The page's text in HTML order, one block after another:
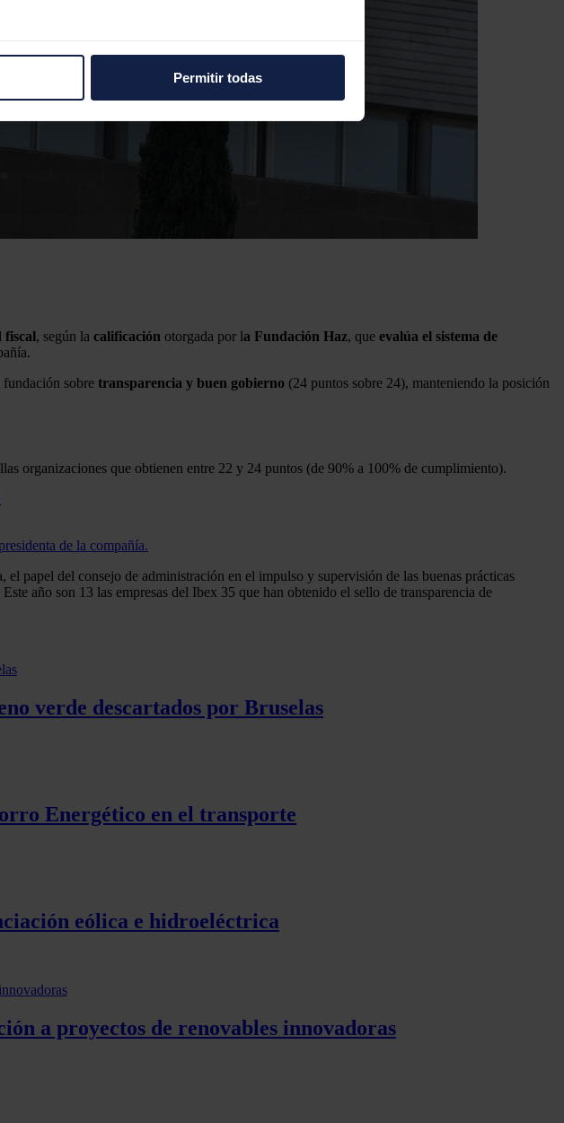
y los anuncios, ofrecer funciones de redes sociales
haga del sitio web con nuestros partners de
Permitir todas
fiscal, según la calificación otorgada por la Fundación Haz, que evalúa el sistema de
sobre transparencia y buen gobierno (24 puntos sobre 24), manteniendo la posición
organizaciones que obtienen entre 22 y 24 puntos (de 90% a 100% de cumplimiento).
de la compañía.
papel del consejo de administración en el impulso y supervisión de las buenas prácticas
año son 13 las empresas del Ibex 35 que han obtenido el sello de transparencia de
verde descartados por Bruselas
Energético en el transporte
eólica e hidroeléctrica
a proyectos de renovables innovadoras